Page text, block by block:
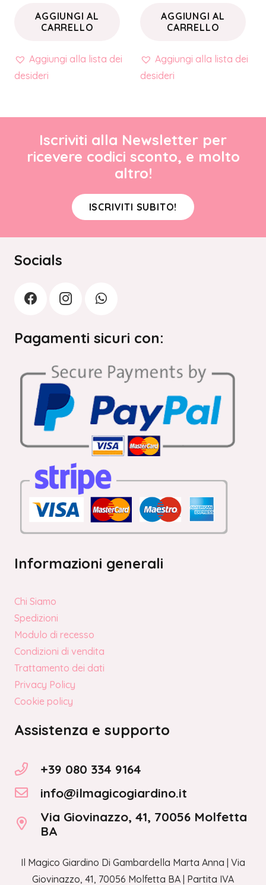
AGGIUNGI AL
CARRELLO
Aggiungi alla lista dei
desideri
AGGIUNGI AL
CARRELLO
Aggiungi alla lista dei
desideri
Iscriviti alla Newsletter per
ricevere codici sconto, e molto
altro!
ISCRIVITI SUBITO!
Socials
Pagamenti sicuri con:
Informazioni generali
Chi Siamo
Spedizioni
Modulo di recesso
Condizioni di vendita
Trattamento dei dati
Privacy Policy
Cookie policy
Assistenza e supporto
+39 080 334 9164
info@ilmagicogiardino.it
Via Giovinazzo, 41, 70056 Molfetta
BA
Il Magico Giardino Di Gambardella Marta Anna | Via
Giovinazzo, 41, 70056 Molfetta BA | Partita IVA